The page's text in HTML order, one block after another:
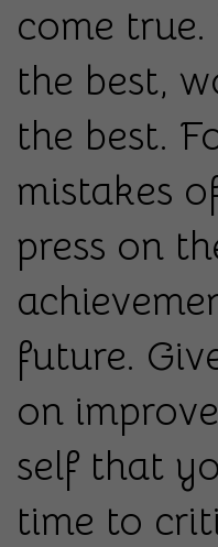
come
the best,
the best.
mistakes
press on
future.
on
self that
time to